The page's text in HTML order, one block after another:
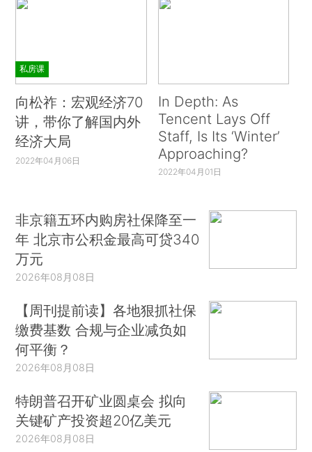
私房课
向松祚：宏观经济70
讲，带你了解国内外
经济大局
2022年04月06日
In Depth: As
Tencent Lays Off
Staff, Is Its ‘Winter’
Approaching?
2022年04月01日
非京籍五环内购房社保降至一
年 北京市公积金最高可贷340
万元
2026年08月08日
【周刊提前读】各地狠抓社保
缴费基数 合规与企业减负如
何平衡？
2026年08月08日
特朗普召开矿业圆桌会 拟向
关键矿产投资超20亿美元
2026年08月08日